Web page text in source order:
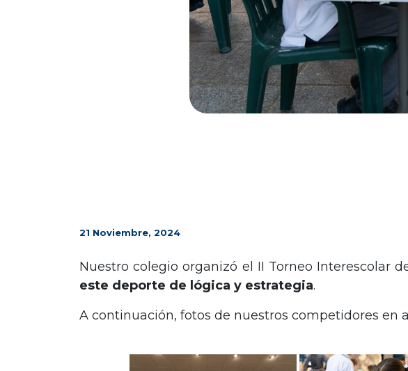
21 Noviembre, 2024
Nuestro colegio organizó el II Torneo Interescolar
este deporte de lógica y estrategia.
A continuación, fotos de nuestros competidores en